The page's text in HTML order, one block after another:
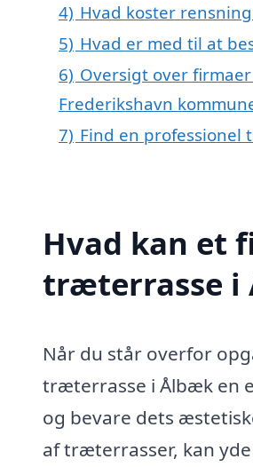
4) Hvad koster
5) Hvad er med til at
6) Oversigt over
Frederikshavn
7) Find en
Hvad kan et
træterrasse i
Når du står overfor
træterrasse i Ålbæk en
og bevare dets
af træterrasser, kan